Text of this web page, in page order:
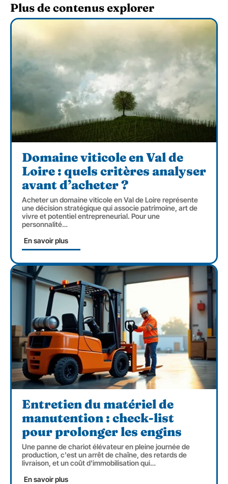
Plus de contenus explorer
Domaine viticole en Val de
Loire : quels critères analyser
avant d’acheter ?
Acheter un domaine viticole en Val de Loire représente
une décision stratégique qui associe patrimoine, art de
vivre et potentiel entrepreneurial. Pour une
personnalité…
En savoir plus
Entretien du matériel de
manutention : check-list
pour prolonger les engins
Une panne de chariot élévateur en pleine journée de
production, c'est un arrêt de chaîne, des retards de
livraison, et un coût d'immobilisation qui…
En savoir plus